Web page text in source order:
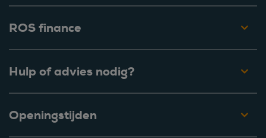
ROS finance
Hulp of advies nodig?
Openingstijden